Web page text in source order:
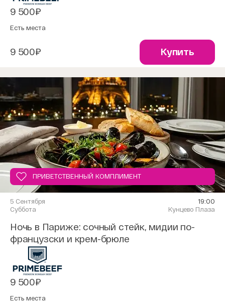
9 500₽
Есть места
9 500₽ Купить
ПРИВЕТСТВЕННЫЙ КОМПЛИМЕНТ
5 Сентября
Суббота
19:00
Кунцево Плаза
Ночь в Париже: сочный стейк, мидии по-
французски и крем-брюле
9 500₽
Есть места